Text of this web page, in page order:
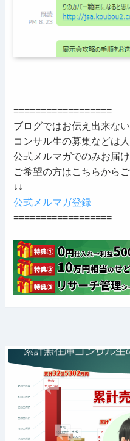
==================
ブログではお伝え出来な
コンサル生の募集などは
公式メルマガでのみお届け
ご希望の方はこちらからご
↓↓
公式メルマガ登録
==================